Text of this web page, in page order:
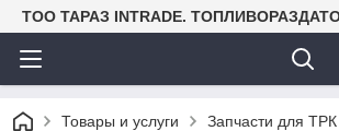
TOO ТАРАЗ INTRADE.
Товары и услуги Запчасти для ТРК